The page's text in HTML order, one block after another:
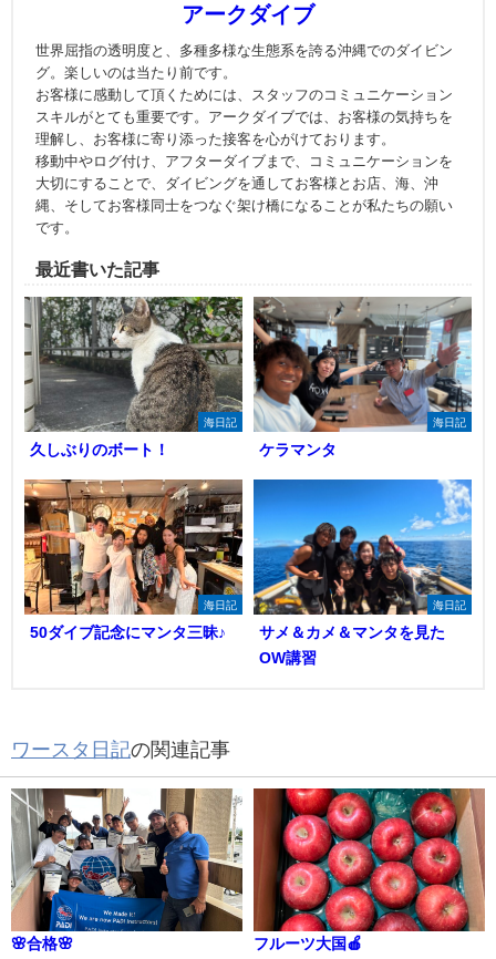
アークダイブ
世界屈指の透明度と、多種多様な生態系を誇る沖縄でのダイビン
グ。楽しいのは当たり前です。
お客様に感動して頂くためには、スタッフのコミュニケーション
スキルがとても重要です。アークダイブでは、お客様の気持ちを
理解し、お客様に寄り添った接客を心がけております。
移動中やログ付け、アフターダイブまで、コミュニケーションを
大切にすることで、ダイビングを通してお客様とお店、海、沖
縄、そしてお客様同士をつなぐ架け橋になることが私たちの願い
です。
最近書いた記事
海日記
久しぶりのボート！
海日記
ケラマンタ
海日記
50ダイブ記念にマンタ三昧♪
海日記
サメ＆カメ＆マンタを見た
OW講習
ワースタ日記の関連記事
🌸合格🌸 フルーツ大国🍎